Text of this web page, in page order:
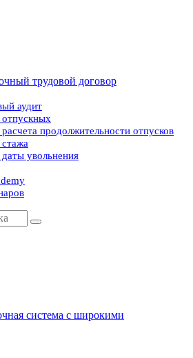
трудовой договор
аудит
отпускных
продолжительности отпусков
стажа
увольнения
система с широкими